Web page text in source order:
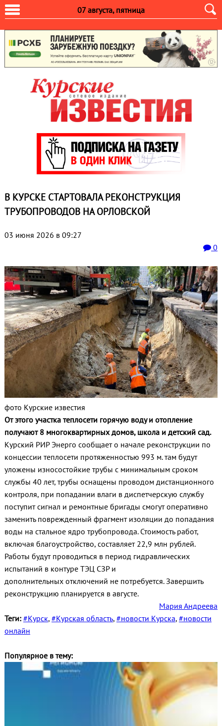
07 августа, пятница
В КУРСКЕ СТАРТОВАЛА РЕКОНСТРУКЦИЯ
ТРУБОПРОВОДОВ НА ОРЛОВСКОЙ
03 июня 2026 в 09:27
0
фото Курские известия
От этого участка теплосети горячую воду и отопление
получают 8 многоквартирных домов, школа и детский сад.
Курский РИР Энерго сообщает о начале реконструкции по
концессии теплосети протяженностью 993 м. там будут
уложены износостойкие трубы с минимальным сроком
службы 40 лет, трубы оснащены проводом дистанционного
контроля, при попадании влаги в диспетчерскую службу
поступит сигнал и ремонтные бригады смогут оперативно
заменить поврежденный фрагмент изоляции до попадания
воды на стальное ядро трубопровода. Стоимость работ,
включая благоустройство, составляет 22,9 млн рублей.
Работы будут проводиться в период гидравлических
испытаний в контуре ТЭЦ СЗР и
дополнительных отключений не потребуется. Завершить
реконструкцию планируется в августе.
Мария Андреева
Теги: #Курск, #Курская область, #новости Курска, #новости
онлайн
Популярное в тему: